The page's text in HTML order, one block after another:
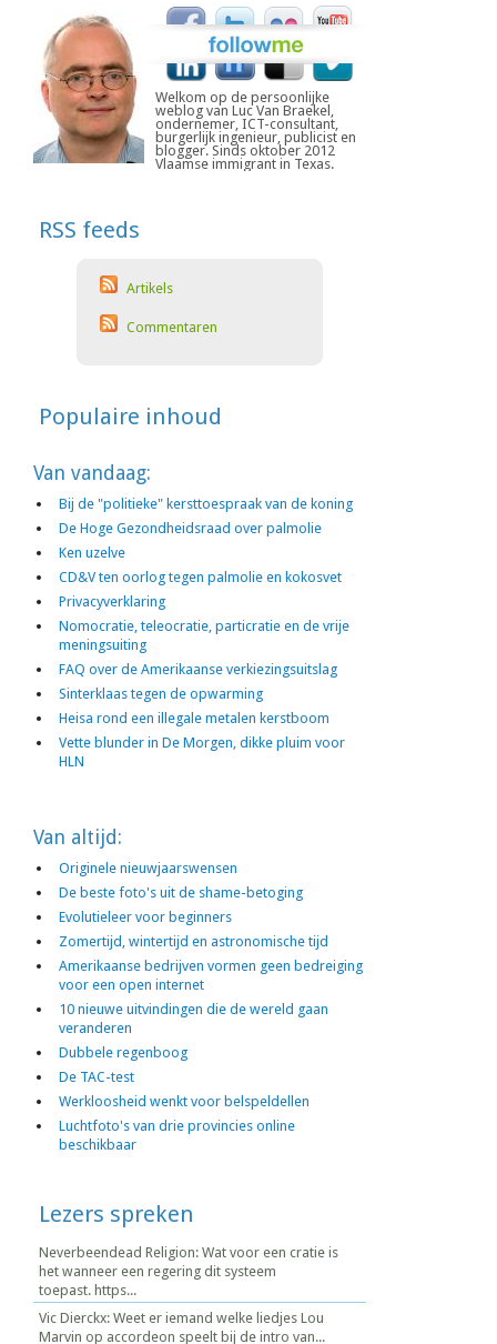
Welkom op de persoonlijke
weblog van Luc Van Braekel,
ondernemer, ICT-consultant,
burgerlijk ingenieur, publicist en
blogger. Sinds oktober 2012
Vlaamse immigrant in Texas.
RSS feeds
Artikels
Commentaren
Populaire inhoud
Van vandaag:
Bij de "politieke" kersttoespraak van de koning
De Hoge Gezondheidsraad over palmolie
Ken uzelve
CD&V ten oorlog tegen palmolie en kokosvet
Privacyverklaring
Nomocratie, teleocratie, particratie en de vrije
meningsuiting
FAQ over de Amerikaanse verkiezingsuitslag
Sinterklaas tegen de opwarming
Heisa rond een illegale metalen kerstboom
Vette blunder in De Morgen, dikke pluim voor
HLN
Van altijd:
Originele nieuwjaarswensen
De beste foto's uit de shame-betoging
Evolutieleer voor beginners
Zomertijd, wintertijd en astronomische tijd
Amerikaanse bedrijven vormen geen bedreiging
voor een open internet
10 nieuwe uitvindingen die de wereld gaan
veranderen
Dubbele regenboog
De TAC-test
Werkloosheid wenkt voor belspeldellen
Luchtfoto's van drie provincies online
beschikbaar
Lezers spreken
Neverbeendead Religion: Wat voor een cratie is
het wanneer een regering dit systeem
toepast. https...
Vic Dierckx: Weet er iemand welke liedjes Lou
Marvin op accordeon speelt bij de intro van...